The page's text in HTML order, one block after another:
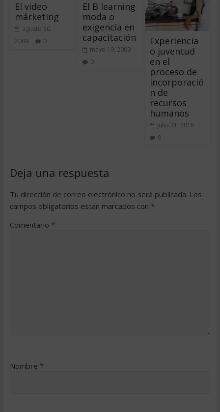
El video
márketing
agosto 30,
2009
0
El B learning
moda o
exigencia en
capacitación
mayo 19, 2009
0
Experiencia
o juventud
en el
proceso de
incorporació
n de
recursos
humanos
julio 31, 2018
0
Deja una respuesta
Tu dirección de correo electrónico no será publicada. Los
campos obligatorios están marcados con *
Comentario *
Nombre *